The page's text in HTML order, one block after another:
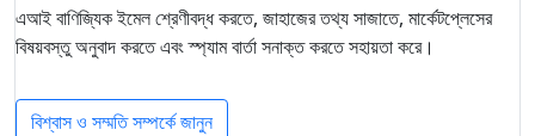
এআই বাণিজ্যিক ইমেল শ্রেণীবদ্ধ করতে, জাহাজের তথ্য সাজাতে, মার্কেটপ্লেসের
বিষয়বস্তু অনুবাদ করতে এবং স্প্যাম বার্তা সনাক্ত করতে সহায়তা করে।
বিশ্বাস ও সম্মতি সম্পর্কে জানুন